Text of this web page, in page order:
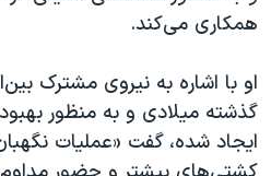
همکاری می‌کند.
او با اشاره به نیروی مشترک
گذشته میلادی و به منظور
ایجاد شده، گفت «عملیات